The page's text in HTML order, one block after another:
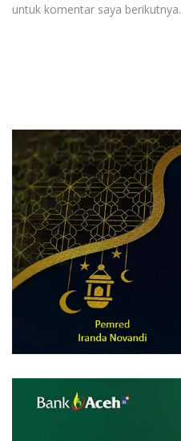
untuk komentar saya berikutnya.